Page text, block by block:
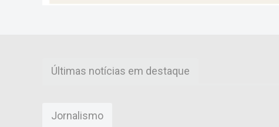
Últimas notícias em destaque
Jornalismo